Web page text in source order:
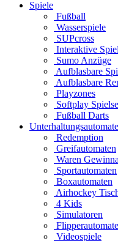
Spiele
Fußball
Wasserspiele
SUPcross
Interaktive
Sumo Anzüge
Aufblasbare
Aufblasbare
Playzones
Softplay
Fußball Darts
Redemption
Greifautomaten
Waren
Sportautomaten
Boxautomaten
Airhockey
4 Kids
Simulatoren
Videospiele